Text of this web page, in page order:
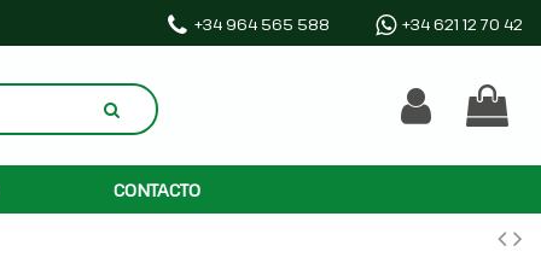
+34 964 565 588 +34 621 12 70 42
CONTACTO